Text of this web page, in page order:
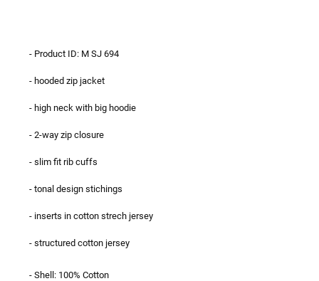
- Product ID: M SJ 694
- hooded zip jacket
- high neck with big hoodie
- 2-way zip closure
- slim fit rib cuffs
- tonal design stichings
- inserts in cotton strech jersey
- structured cotton jersey
- Shell: 100% Cotton